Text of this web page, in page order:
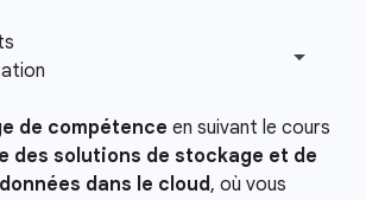
de compétence en suivant le cours
des solutions de stockage et de
dans le cloud, où vous